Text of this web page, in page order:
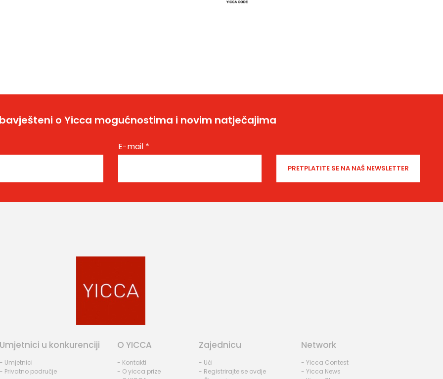
o Yicca mogućnostima i novim natječajima
E-mail *
u konkurenciji
Umjetnici
Privatno područje
O YICCA
- Kontakti
- O yicca prize
Zajednicu
- Ući
- Registrirajte se ovdje
Network
- Yicca Contest
- Yicca News